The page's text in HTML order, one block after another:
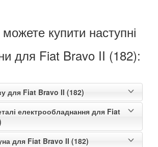
купити наступні
для Fiat Bravo II (182):
для Fiat Bravo II (182)
електрообладнання для Fiat
для Fiat Bravo II (182)